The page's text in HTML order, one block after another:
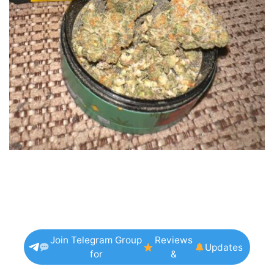
Join Telegram Group
for
Reviews
&
Updates